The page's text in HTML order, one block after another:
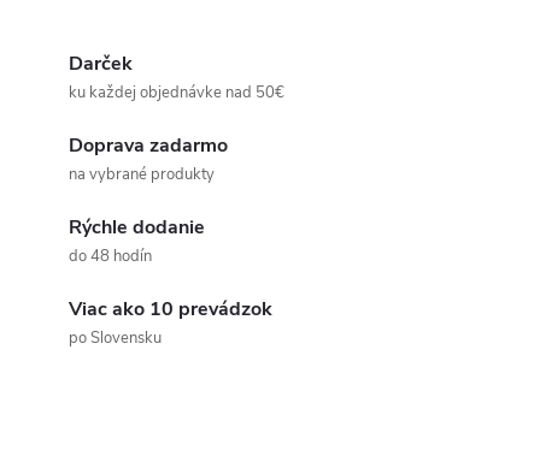
Darček
ku každej objednávke nad 50€
Doprava zadarmo
na vybrané produkty
Rýchle dodanie
do 48 hodín
Viac ako 10 prevádzok
po Slovensku